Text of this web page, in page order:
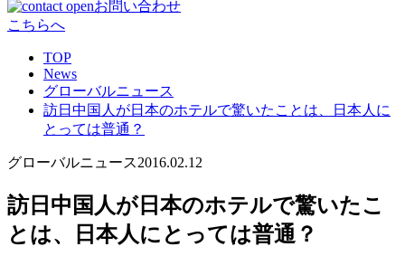
お問い合わせ
こちらへ
TOP
News
グローバルニュース
訪日中国人が日本のホテルで驚いたことは、日本人に
とっては普通？
グローバルニュース2016.02.12
訪日中国人が日本のホテルで驚いたこ
とは、日本人にとっては普通？